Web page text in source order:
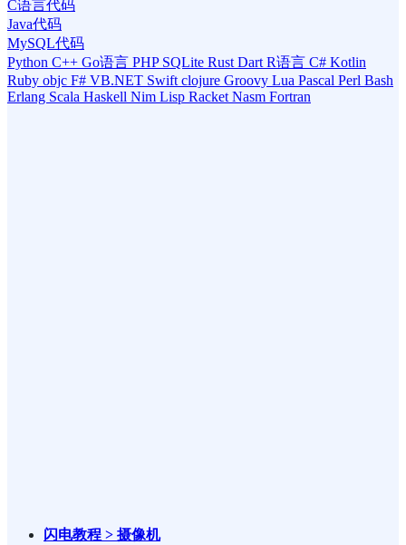
C语言代码
Java代码
MySQL代码
Python C++ Go语言 PHP SQLite Rust Dart R语言 C# Kotlin
Ruby objc F# VB.NET Swift clojure Groovy Lua Pascal Perl Bash
Erlang Scala Haskell Nim Lisp Racket Nasm Fortran
闪电教程 > 摄像机